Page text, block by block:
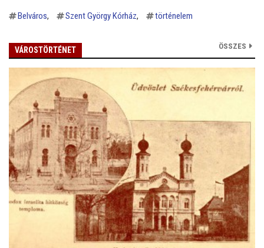
Belváros Szent György Kórház történelem
VÁROSTÖRTÉNET ÖSSZES